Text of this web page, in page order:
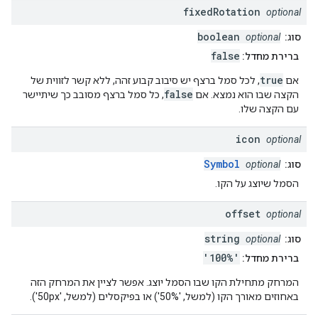
fixedRotation optional
סוג: boolean optional
ברירת מחדל: false
אם true, לכל סמל ברצף יש סיבוב קבוע זהה, ללא קשר לזווית של
הקצה שבו הוא נמצא. אם false, כל סמל ברצף מסובב כך שיתיישר
עם הקצה שלו.
icon optional
סוג: Symbol optional
הסמל שיוצג על הקו.
offset optional
סוג: string optional
ברירת מחדל: '100%'
המרחק מתחילת הקו שבו הסמל יוצג. אפשר לציין את המרחק הזה
באחוזים מאורך הקו (למשל, '50%') או בפיקסלים (למשל, '50px').